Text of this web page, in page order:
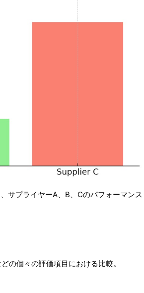
サプライヤーA、B、Cのパフォーマンス
の個々の評価項目における比較。